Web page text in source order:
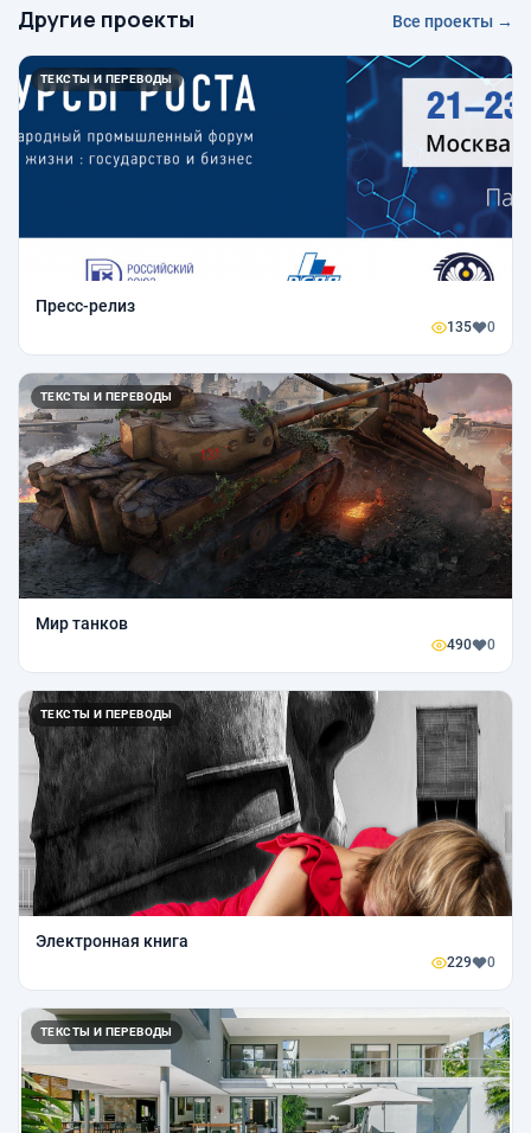
Другие проекты Все проекты →
ТЕКСТЫ И ПЕРЕВОДЫ
Пресс-релиз
135 0
ТЕКСТЫ И ПЕРЕВОДЫ
Мир танков
490 0
ТЕКСТЫ И ПЕРЕВОДЫ
Электронная книга
229 0
ТЕКСТЫ И ПЕРЕВОДЫ